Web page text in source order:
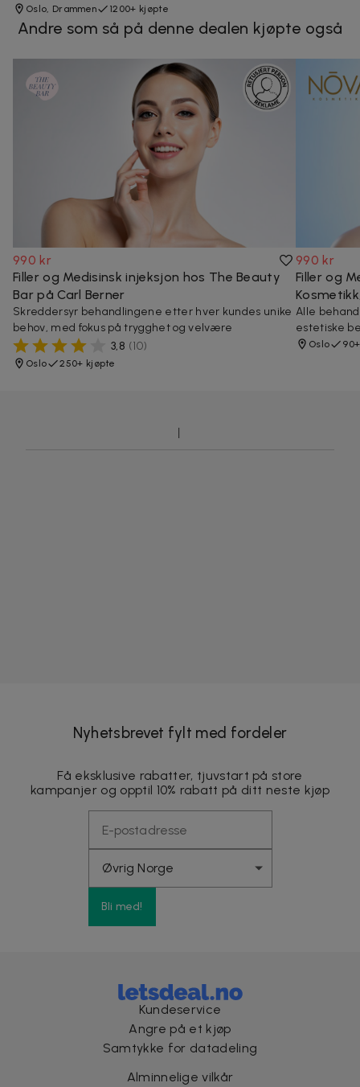
Oslo, Drammen 1200+ kjøpte
Andre som så på denne dealen kjøpte også
990 kr
Filler og Medisinsk injeksjon hos The Beauty
Bar på Carl Berner
Skreddersyr behandlingene etter hver kundes unike
behov, med fokus på trygghet og velvære
3,8 (10)
Oslo 250+ kjøpte
990 kr
Filler og
Alle
estetiske
Oslo
Nyhetsbrevet fylt med fordeler
Få eksklusive rabatter, tjuvstart på store
kampanjer og opptil 10% rabatt på ditt neste kjøp
Bli med!
Kundeservice
Angre på et kjøp
Samtykke for datadeling
Alminnelige vilkår